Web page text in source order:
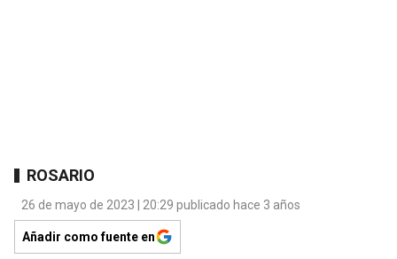
ROSARIO
26 de mayo de 2023 | 20:29 publicado hace 3 años
Añadir como fuente en